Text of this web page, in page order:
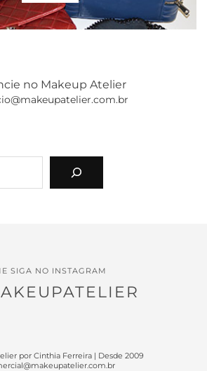
no Makeup Atelier
SIGA NO INSTAGRAM
por Cinthia Ferreira | Desde 2009